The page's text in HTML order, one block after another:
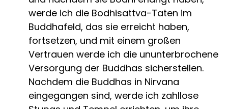
werde ich die Bodhisattva-Taten im
Buddhafeld, das sie erreicht haben,
fortsetzen, und mit einem großen
Vertrauen werde ich die ununterbrochene
Versorgung der Buddhas sicherstellen.
Nachdem die Buddhas in Nirvana
eingegangen sind, werde ich zahllose